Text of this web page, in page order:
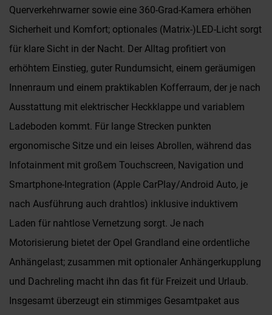
Querverkehrwarner sowie eine 360-Grad-Kamera erhöhen
Sicherheit und Komfort; optionales (Matrix-)LED-Licht sorgt
für klare Sicht in der Nacht. Der Alltag profitiert von
erhöhtem Einstieg, guter Rundumsicht, einem geräumigen
Innenraum und einem praktikablen Kofferraum, der je nach
Ausstattung mit elektrischer Heckklappe und variablem
Ladeboden kommt. Für lange Strecken punkten
ergonomische Sitze und ein leises Abrollen, während das
Infotainment mit großem Touchscreen, Navigation und
Smartphone-Integration (Apple CarPlay/Android Auto, je
nach Ausführung auch drahtlos) inklusive induktivem
Laden für nahtlose Vernetzung sorgt. Je nach
Motorisierung bietet der Opel Grandland eine ordentliche
Anhängelast; zusammen mit optionaler Anhängerkupplung
und Dachreling macht ihn das fit für Freizeit und Urlaub.
Insgesamt überzeugt ein stimmiges Gesamtpaket aus